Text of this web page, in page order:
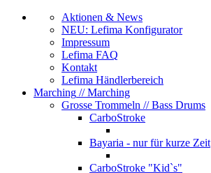
Aktionen & News
NEU: Lefima Konfigurator
Impressum
Lefima FAQ
Kontakt
Lefima Händlerbereich
Marching // Marching
Grosse Trommeln // Bass Drums
CarboStroke
Bayaria - nur für kurze Zeit
CarboStroke "Kid`s"